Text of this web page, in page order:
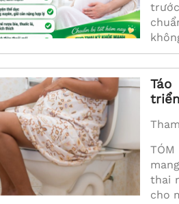
thai
cho